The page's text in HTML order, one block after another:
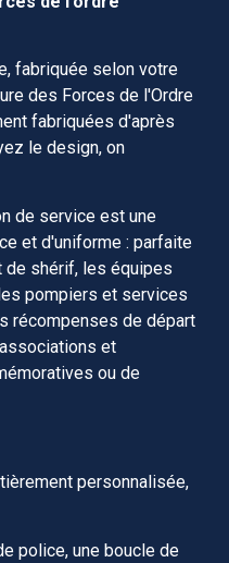
fabriquée selon votre
des Forces de l'Ordre
fabriquées d'après
le design, on
de service est une
et d'uniforme : parfaite
shérif, les équipes
pompiers et services
récompenses de départ
et
ou de
personnalisée,
police, une boucle de